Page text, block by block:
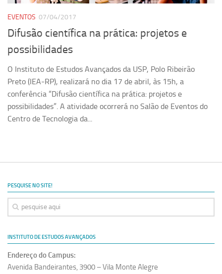
Equipe
Estrutura do polo
Espaço de Eventos
Ciência com Pipoca
Ciência Por Elas
Publicações
Documentos
Contato
EVENTOS 07/04/2017
Difusão científica na prática: projetos e
possibilidades
O Instituto de Estudos Avançados da USP, Polo Ribeirão
Preto (IEA-RP), realizará no dia 17 de abril, às 15h, a
conferência “Difusão científica na prática: projetos e
possibilidades”. A atividade ocorrerá no Salão de Eventos do
Centro de Tecnologia da...
PESQUISE NO SITE!
INSTITUTO DE ESTUDOS AVANÇADOS
Endereço do Campus:
Avenida Bandeirantes, 3900 – Vila Monte Alegre